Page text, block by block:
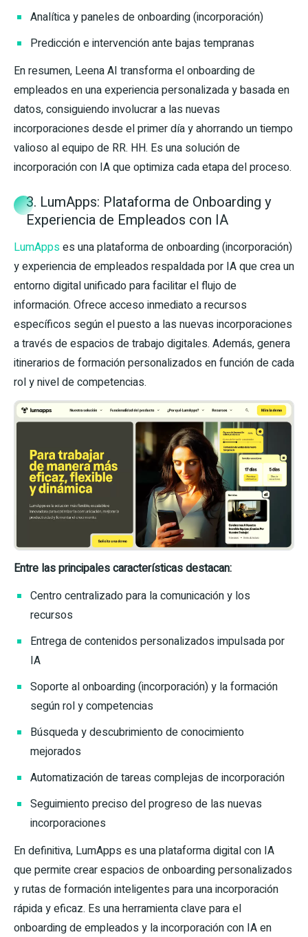
Analítica y paneles de onboarding (incorporación)
Predicción e intervención ante bajas tempranas
En resumen, Leena AI transforma el onboarding de
empleados en una experiencia personalizada y basada en
datos, consiguiendo involucrar a las nuevas
incorporaciones desde el primer día y ahorrando un tiempo
valioso al equipo de RR. HH. Es una solución de
incorporación con IA que optimiza cada etapa del proceso.
3. LumApps: Plataforma de Onboarding y
Experiencia de Empleados con IA
LumAppses una plataforma de onboarding (incorporación)
y experiencia de empleados respaldada por IA que crea un
entorno digital unificado para facilitar el flujo de
información. Ofrece acceso inmediato a recursos
específicos según el puesto a las nuevas incorporaciones
a través de espacios de trabajo digitales. Además, genera
itinerarios de formación personalizados en función de cada
rol y nivel de competencias.
Entre las principales características destacan:
Centro centralizado para la comunicación y los
recursos
Entrega de contenidos personalizados impulsada por
IA
Soporte al onboarding (incorporación) y la formación
según rol y competencias
Búsqueda y descubrimiento de conocimiento
mejorados
Automatización de tareas complejas de incorporación
Seguimiento preciso del progreso de las nuevas
incorporaciones
En definitiva, LumApps es una plataforma digital con IA
que permite crear espacios de onboarding personalizados
y rutas de formación inteligentes para una incorporación
rápida y eficaz. Es una herramienta clave para el
onboarding de empleados y la incorporación con IA en